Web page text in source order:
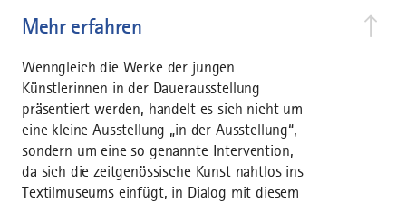
Mehr erfahren
Wenngleich die Werke der jungen
Künstlerinnen in der Dauerausstellung
präsentiert werden, handelt es sich nicht um
eine kleine Ausstellung „in der Ausstellung“,
sondern um eine so genannte Intervention,
da sich die zeitgenössische Kunst nahtlos ins
Textilmuseums einfügt, in Dialog mit diesem